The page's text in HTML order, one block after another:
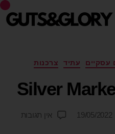
עסקיים עתיד צרכנות
19/05/2022 אין תגובות